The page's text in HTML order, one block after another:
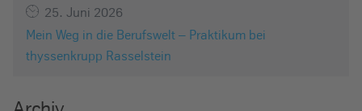
25. Juni 2026
Mein Weg in die Berufswelt – Praktikum bei
thyssenkrupp Rasselstein